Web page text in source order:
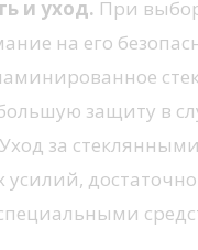
и уход. При
на его
защиту в
за
усилий,